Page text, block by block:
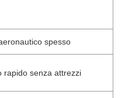
spesso
rapido senza attrezzi